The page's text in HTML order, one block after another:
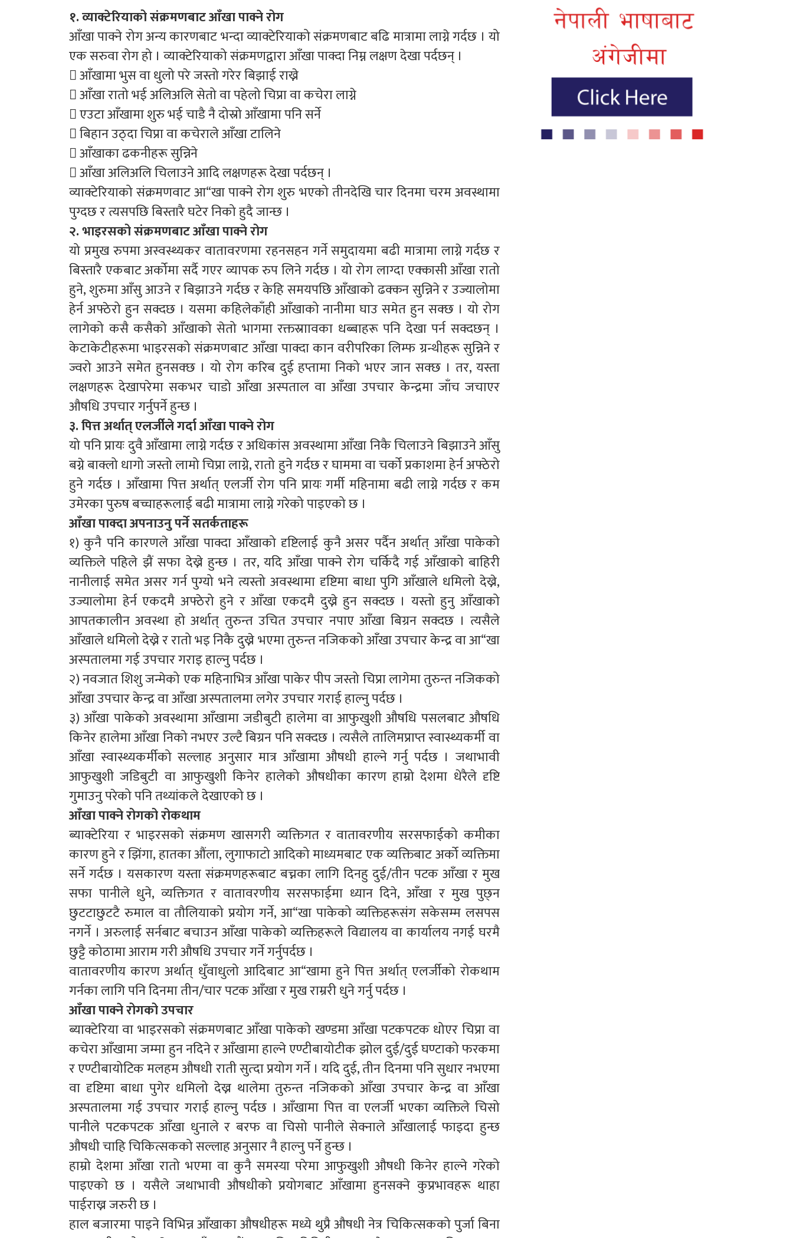
१. व्याक्टेरियाको संक्रमणबाट आँखा पाक्ने रोग
आँखा पाक्ने रोग अन्य कारणबाट भन्दा व्याक्टेरियाको संक्रमणबाट बढि मात्रामा लाग्ने गर्दछ । यो
एक सरुवा रोग हो । व्याक्टेरियाको संक्रमणद्वारा आँखा पाक्दा निम्न लक्षण देखा पर्दछन् ।
 आँखामा भुस वा धुलो परे जस्तो गरेर बिझाई राख्ने
 आँखा रातो भई अलिअलि सेतो वा पहेलो चिप्रा वा कचेरा लाग्ने
 एउटा आँखामा शुरु भई चाडै नै दोस्रो आँखामा पनि सर्ने
 बिहान उठ्दा चिप्रा वा कचेराले आँखा टालिने
 आँखाका ढकनीहरू सुन्निने
 आँखा अलिअलि चिलाउने आदि लक्षणहरू देखा पर्दछन् ।
व्याक्टेरियाको संक्रमणवाट आ“खा पाक्ने रोग शुरु भएको तीनदेखि चार दिनमा चरम अवस्थामा
पुग्दछ र त्यसपछि बिस्तारै घटेर निको हुदै जान्छ ।
२. भाइरसको संक्रमणबाट आँखा पाक्ने रोग
यो प्रमुख रुपमा अस्वस्थ्यकर वातावरणमा रहनसहन गर्ने समुदायमा बढी मात्रामा लाग्ने गर्दछ र
बिस्तारै एकबाट अर्कोमा सर्दै गएर व्यापक रुप लिने गर्दछ । यो रोग लाग्दा एक्कासी आँखा रातो
हुने, शुरुमा आँसु आउने र बिझाउने गर्दछ र केहि समयपछि आँखाको ढक्कन सुन्निने र उज्यालोमा
हेर्न अफ्ठेरो हुन सक्दछ । यसमा कहिलेकाँही आँखाको नानीमा घाउ समेत हुन सक्छ । यो रोग
लागेको कसै कसैको आँखाको सेतो भागमा रक्तस्राावका धब्बाहरू पनि देखा पर्न सक्दछन् ।
केटाकेटीहरूमा भाइरसको संक्रमणबाट आँखा पाक्दा कान वरीपरिका लिम्फ ग्रन्थीहरू सुन्निने र
ज्वरो आउने समेत हुनसक्छ । यो रोग करिब दुई हप्तामा निको भएर जान सक्छ । तर, यस्ता
लक्षणहरू देखापरेमा सकभर चाडो आँखा अस्पताल वा आँखा उपचार केन्द्रमा जाँच जचाएर
औषधि उपचार गर्नुपर्ने हुन्छ ।
३. पित्त अर्थात् एलर्जीले गर्दा आँखा पाक्ने रोग
यो पनि प्रायः दुवै आँखामा लाग्ने गर्दछ र अधिकांस अवस्थामा आँखा निकै चिलाउने बिझाउने आँसु
बग्ने बाक्लो धागो जस्तो लामो चिप्रा लाग्ने, रातो हुने गर्दछ र घाममा वा चर्को प्रकाशमा हेर्न अफ्ठेरो
हुने गर्दछ । आँखामा पित्त अर्थात् एलर्जी रोग पनि प्रायः गर्मी महिनामा बढी लाग्ने गर्दछ र कम
उमेरका पुरुष बच्चाहरूलाई बढी मात्रामा लाग्ने गरेको पाइएको छ ।
आँखा पाक्दा अपनाउनु पर्ने सतर्कताहरू
१) कुनै पनि कारणले आँखा पाक्दा आँखाको दृष्टिलाई कुनै असर पर्दैन अर्थात् आँखा पाकेको
व्यक्तिले पहिले झैं सफा देख्ने हुन्छ । तर, यदि आँखा पाक्ने रोग चर्किदै गई आँखाको बाहिरी
नानीलाई समेत असर गर्न पुग्यो भने त्यस्तो अवस्थामा दृष्टिमा बाधा पुगि आँखाले धमिलो देख्ने,
उज्यालोमा हेर्न एकदमै अफ्ठेरो हुने र आँखा एकदमै दुख्ने हुन सक्दछ । यस्तो हुनु आँखाको
आपतकालीन अवस्था हो अर्थात् तुरुन्त उचित उपचार नपाए आँखा बिग्रन सक्दछ । त्यसैले
आँखाले धमिलो देख्ने र रातो भइ निकै दुख्ने भएमा तुरुन्त नजिकको आँखा उपचार केन्द्र वा आ“खा
अस्पतालमा गई उपचार गराइ हाल्नु पर्दछ ।
२) नवजात शिशु जन्मेको एक महिनाभित्र आँखा पाकेर पीप जस्तो चिप्रा लागेमा तुरुन्त नजिकको
आँखा उपचार केन्द्र वा आँखा अस्पतालमा लगेर उपचार गराई हाल्नु पर्दछ ।
३) आँखा पाकेको अवस्थामा आँखामा जडीबुटी हालेमा वा आफुखुशी औषधि पसलबाट औषधि
किनेर हालेमा आँखा निको नभएर उल्टै बिग्रन पनि सक्दछ । त्यसैले तालिमप्राप्त स्वास्थ्यकर्मी वा
आँखा स्वास्थ्यकर्मीको सल्लाह अनुसार मात्र आँखामा औषधी हाल्ने गर्नु पर्दछ । जथाभावी
आफुखुशी जडिबुटी वा आफुखुशी किनेर हालेको औषधीका कारण हाम्रो देशमा धेरैले दृष्टि
गुमाउनु परेको पनि तथ्यांकले देखाएको छ ।
आँखा पाक्ने रोगको रोकथाम
ब्याक्टेरिया र भाइरसको संक्रमण खासगरी व्यक्तिगत र वातावरणीय सरसफाईको कमीका
कारण हुने र झिंगा, हातका औंला, लुगाफाटो आदिको माध्यमबाट एक व्यक्तिबाट अर्को व्यक्तिमा
सर्ने गर्दछ । यसकारण यस्ता संक्रमणहरूबाट बच्नका लागि दिनहु दुई/तीन पटक आँखा र मुख
सफा पानीले धुने, व्यक्तिगत र वातावरणीय सरसफाईमा ध्यान दिने, आँखा र मुख पुछ्न
छुटटाछुटटै रुमाल वा तौलियाको प्रयोग गर्ने, आ“खा पाकेको व्यक्तिहरूसंग सकेसम्म लसपस
नगर्ने । अरुलाई सर्नबाट बचाउन आँखा पाकेको व्यक्तिहरूले विद्यालय वा कार्यालय नगई घरमै
छुट्टै कोठामा आराम गरी औषधि उपचार गर्ने गर्नुपर्दछ ।
वातावरणीय कारण अर्थात् धुँवाधुलो आदिबाट आ“खामा हुने पित्त अर्थात् एलर्जीको रोकथाम
गर्नका लागि पनि दिनमा तीन/चार पटक आँखा र मुख राम्ररी धुने गर्नु पर्दछ ।
आँखा पाक्ने रोगको उपचार
ब्याक्टेरिया वा भाइरसको संक्रमणबाट आँखा पाकेको खण्डमा आँखा पटकपटक धोएर चिप्रा वा
कचेरा आँखामा जम्मा हुन नदिने र आँखामा हाल्ने एण्टीबायोटीक झोल दुई/दुई घण्टाको फरकमा
र एण्टीबायोटिक मलहम औषधी राती सुत्दा प्रयोग गर्ने । यदि दुई, तीन दिनमा पनि सुधार नभएमा
वा दृष्टिमा बाधा पुगेर धमिलो देख्न थालेमा तुरुन्त नजिकको आँखा उपचार केन्द्र वा आँखा
अस्पतालमा गई उपचार गराई हाल्नु पर्दछ । आँखामा पित्त वा एलर्जी भएका व्यक्तिले चिसो
पानीले पटकपटक आँखा धुनाले र बरफ वा चिसो पानीले सेक्नाले आँखालाई फाइदा हुन्छ
औषधी चाहि चिकित्सकको सल्लाह अनुसार नै हाल्नु पर्ने हुन्छ ।
हाम्रो देशमा आँखा रातो भएमा वा कुनै समस्या परेमा आफुखुशी औषधी किनेर हाल्ने गरेको
पाइएको छ । यसैले जथाभावी औषधीको प्रयोगबाट आँखामा हुनसक्ने कुप्रभावहरू थाहा
पाईराख्न जरुरी छ ।
हाल बजारमा पाइने विभिन्न आँखाका औषधीहरू मध्ये थुप्रै औषधी नेत्र चिकित्सकको पुर्जा बिना